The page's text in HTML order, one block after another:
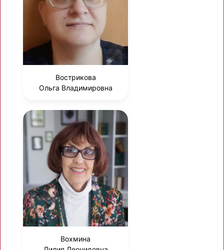
Вострикова
Ольга Владимировна
Вохмина